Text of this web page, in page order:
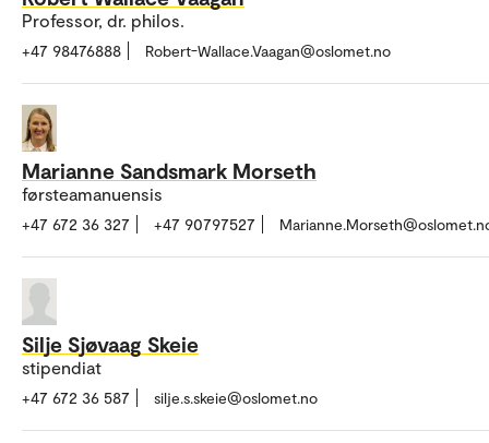
Professor, dr. philos.
+47 98476888 Robert-Wallace.Vaagan@oslomet.no
Marianne Sandsmark Morseth
førsteamanuensis
+47 672 36 327 +47 90797527
Silje Sjøvaag Skeie
stipendiat
+47 672 36 587 silje.s.skeie@oslomet.no